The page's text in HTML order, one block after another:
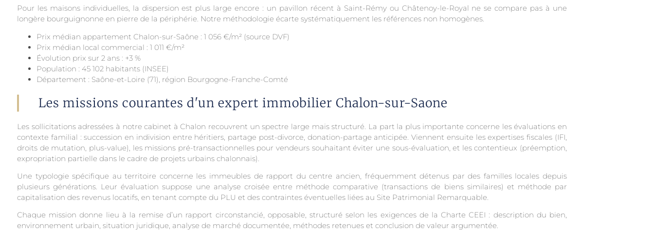
Pour les maisons individuelles, la dispersion est plus large encore : un pavillon récent à Saint-Rémy ou Châtenoy-le-Royal ne se compare pas à une
longère bourguignonne en pierre de la périphérie. Notre méthodologie écarte systématiquement les références non homogènes.
Prix médian appartement Chalon-sur-Saône : 1 056 €/m² (source DVF)
Prix médian local commercial : 1 011 €/m²
Évolution prix sur 2 ans : +3 %
Population : 45 102 habitants (INSEE)
Département : Saône-et-Loire (71), région Bourgogne-Franche-Comté
Les missions courantes d'un expert immobilier Chalon-sur-Saone
Les sollicitations adressées à notre cabinet à Chalon recouvrent un spectre large mais structuré. La part la plus importante concerne les évaluations en
contexte familial : succession en indivision entre héritiers, partage post-divorce, donation-partage anticipée. Viennent ensuite les expertises fiscales (IFI,
droits de mutation, plus-value), les missions pré-transactionnelles pour vendeurs souhaitant éviter une sous-évaluation, et les contentieux (préemption,
expropriation partielle dans le cadre de projets urbains chalonnais).
Une typologie spécifique au territoire concerne les immeubles de rapport du centre ancien, fréquemment détenus par des familles locales depuis
plusieurs générations. Leur évaluation suppose une analyse croisée entre méthode comparative (transactions de biens similaires) et méthode par
capitalisation des revenus locatifs, en tenant compte du PLU et des contraintes éventuelles liées au Site Patrimonial Remarquable.
Chaque mission donne lieu à la remise d’un rapport circonstancié, opposable, structuré selon les exigences de la Charte CEEI : description du bien,
environnement urbain, situation juridique, analyse de marché documentée, méthodes retenues et conclusion de valeur argumentée.